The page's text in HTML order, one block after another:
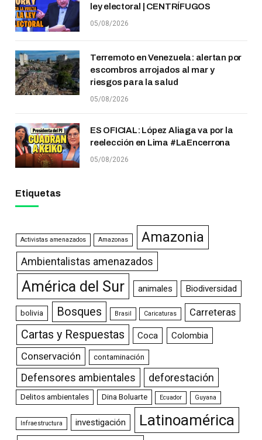
ley electoral | CENTRÍFUGOS
05/08/2026
Terremoto en Venezuela: alertan por
escombros arrojados al mar y
riesgos para la salud
05/08/2026
ES OFICIAL: López Aliaga va por la
reelección en Lima #LaEncerrona
05/08/2026
Etiquetas
Activistas amenazados Amazonas Amazonia
Ambientalistas amenazados
América del Sur animales Biodiversidad
bolivia Bosques Brasil Caricaturas Carreteras
Cartas y Respuestas Coca Colombia
Conservación contaminación
Defensores ambientales deforestación
Delitos ambientales Dina Boluarte Ecuador Guyana
Infraestructura investigación Latinoamérica